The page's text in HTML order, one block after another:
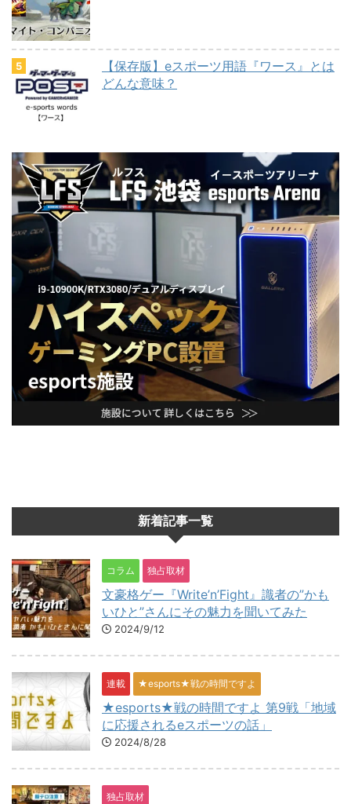
【保存版】eスポーツ用語『ワース』とは
どんな意味？
新着記事一覧
コラム 独占取材
文豪格ゲー『Write’n’Fight』識者の”かも
いひと”さんにその魅力を聞いてみた
2024/9/12
連載 ★esports★戦の時間ですよ
★esports★戦の時間ですよ 第9戦「地域
に応援されるeスポーツの話」
2024/8/28
独占取材